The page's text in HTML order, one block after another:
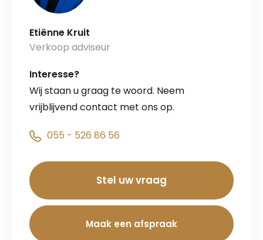
Etiënne Kruit
Verkoop adviseur
Interesse?
Wij staan u graag te woord. Neem
vrijblijvend contact met ons op.
055 - 526 86 56
Stel uw vraag
Maak een afspraak